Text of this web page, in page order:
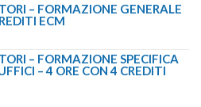
– FORMAZIONE GENERALE
ECM
– FORMAZIONE SPECIFICA
– 4 ORE CON 4 CREDITI